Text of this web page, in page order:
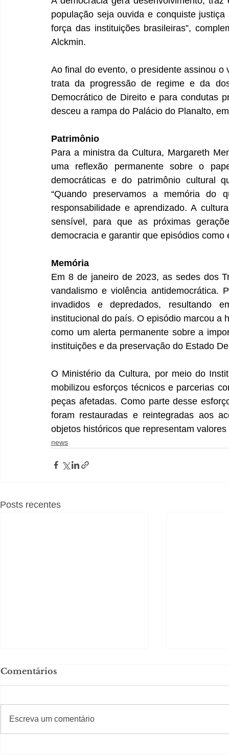
população seja ouvida e conquiste
força das instituições brasileiras”,
Alckmin.
Ao final do evento, o presidente assinou o
trata da progressão de regime e da
Democrático de Direito e para condutas
desceu a rampa do Palácio do Planalto,
Patrimônio
Para a ministra da Cultura, Margareth
uma reflexão permanente sobre o
democráticas e do patrimônio cultural
“Quando preservamos a memória do
responsabilidade e aprendizado. A
sensível, para que as próximas
democracia e garantir que episódios como
Memória
Em 8 de janeiro de 2023, as sedes dos
vandalismo e violência antidemocrática.
invadidos e depredados, resultando
institucional do país. O episódio marcou a
como um alerta permanente sobre a
instituições e da preservação do Estado
O Ministério da Cultura, por meio do
mobilizou esforços técnicos e parcerias
peças afetadas. Como parte desse
foram restauradas e reintegradas aos
objetos históricos que representam
news
Posts recentes
Agenda
Comentários
Escreva um comentário
#Sugestões